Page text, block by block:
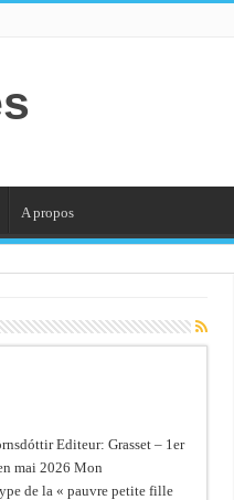
A propos
Editeur: Grasset – 1er
mai 2026 Mon
de la « pauvre petite fille